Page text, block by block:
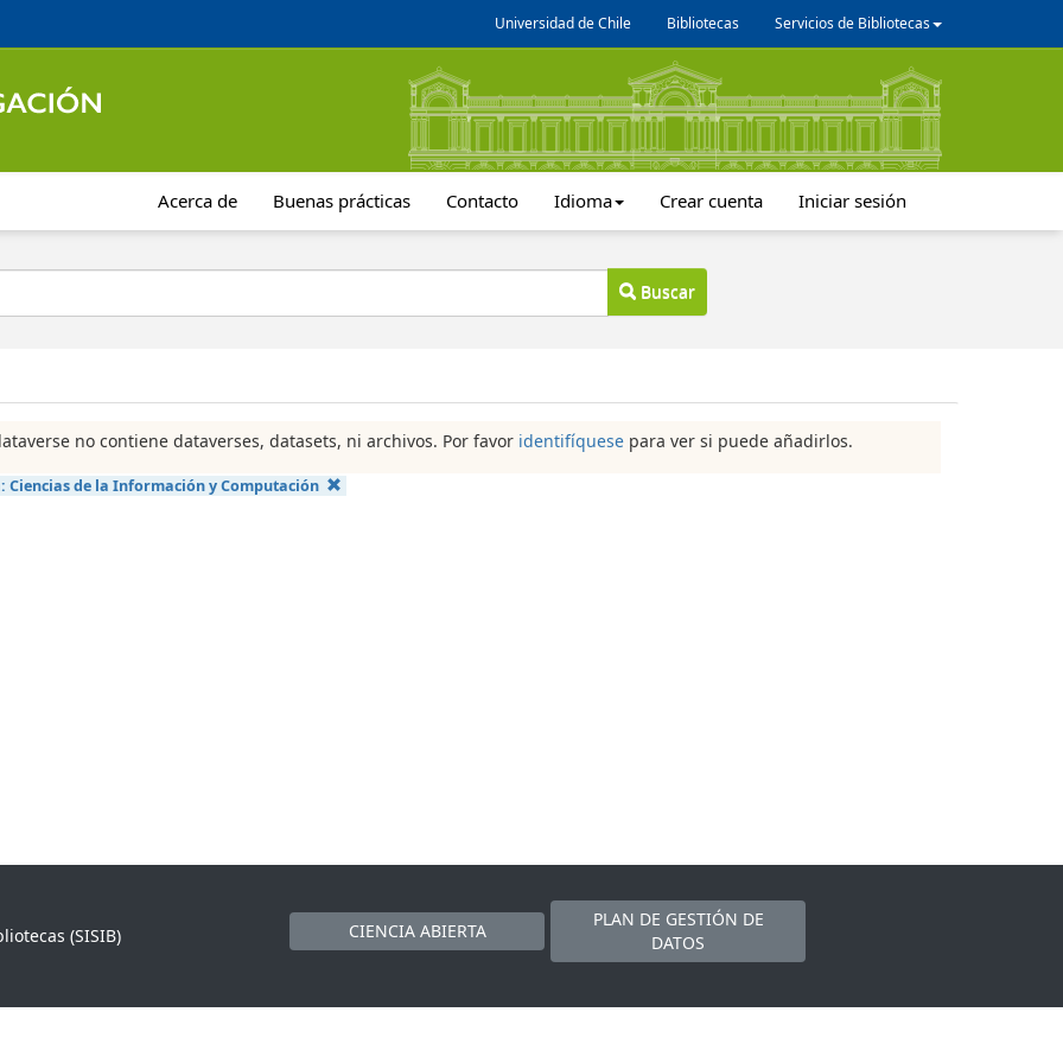
Universidad de Chile Bibliotecas Servicios de Bibliotecas
Acerca de Buenas prácticas Contacto Idioma Crear cuenta Iniciar sesión
Buscar
no contiene dataverses, datasets, ni archivos. Por favor identifíquese para ver si puede añadirlos.
Ciencias de la Información y Computación
(SISIB)
CIENCIA ABIERTA
PLAN DE GESTIÓN DE
DATOS